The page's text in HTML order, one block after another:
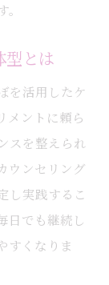
型とは
を活用したケ
メントに頼ら
スを整えられ
ウンセリング
し実践するこ
日でも継続し
すくなりま